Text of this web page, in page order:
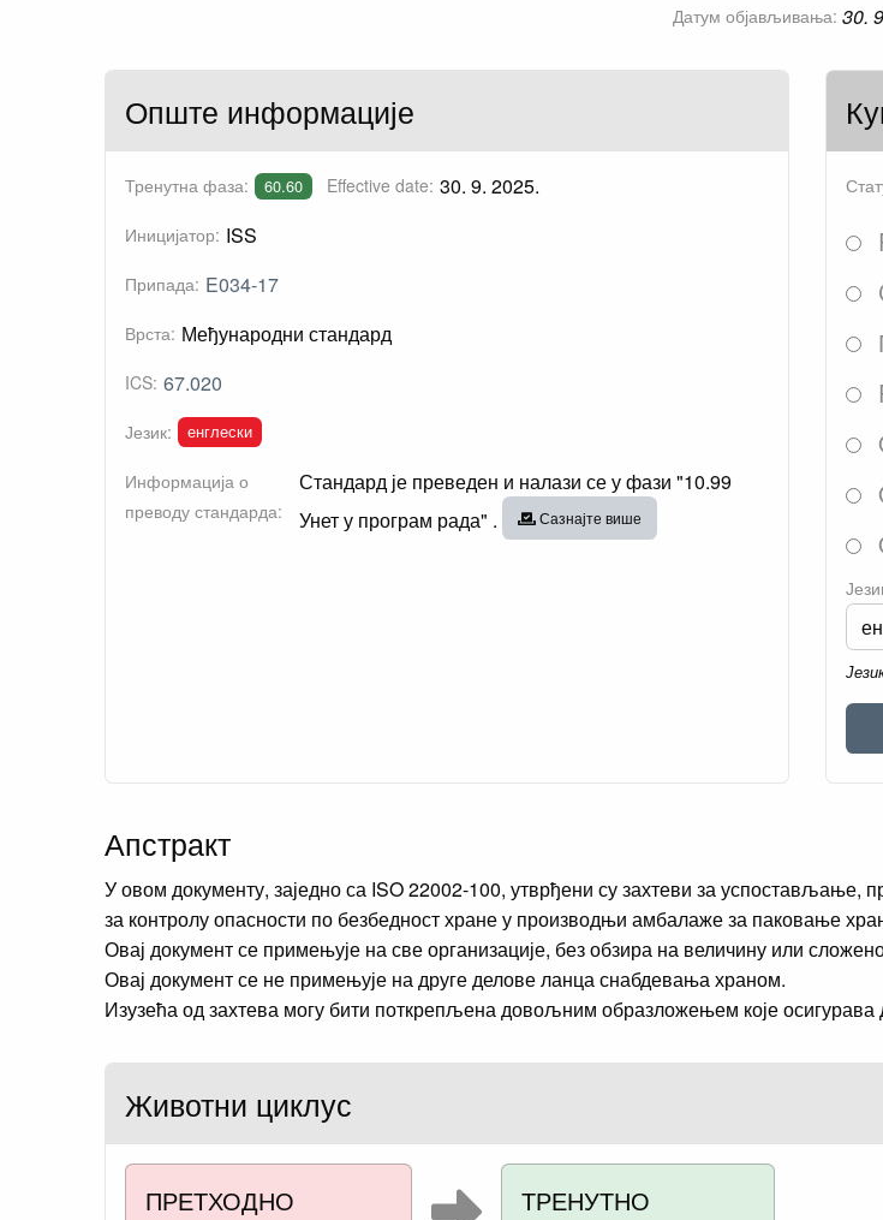
Датум објављивања: 30.
Опште информације
Тренутна фаза: 60.60 Effective date: 30. 9. 2025.
Иницијатор: ISS
Припада: E034-17
Врста: Међународни стандард
ICS: 67.020
Језик: енглески
Информација о
преводу стандарда:
Стандард је преведен и налази се у фази "10.99
Унет у програм рада" .
Сазнајте више
Апстракт
У овом документу, заједно са ISO 22002-100, утврђени су захтеви за
за контролу опасности по безбедност хране у производњи амбалаже за паковање
Овај документ се примењује на све организације, без обзира на величину или
Овај документ се не примењује на друге делове ланца снабдевања храном.
Изузећа од захтева могу бити поткрепљена довољним образложењем које осигурава
Животни циклус
ПРЕТХОДНО ТРЕНУТНО